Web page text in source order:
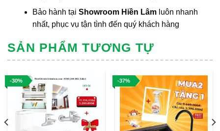
Bảo hành tại Showroom Hiền Lâmluôn nhanh
nhất, phục vụ tận tình đến quý khách hàng
SẢN PHẨM TƯƠNG TỰ
-30% -37%